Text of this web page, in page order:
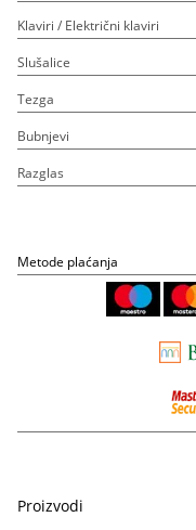
Klaviri / Električni klaviri
Slušalice
Tezga
Bubnjevi
Razglas
Metode plaćanja
Proizvodi